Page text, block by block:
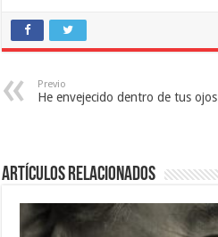
Previo
He envejecido dentro de tus ojos
Artículos relacionados